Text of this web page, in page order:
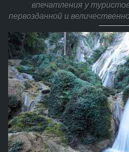
впечатления у
первозданной и